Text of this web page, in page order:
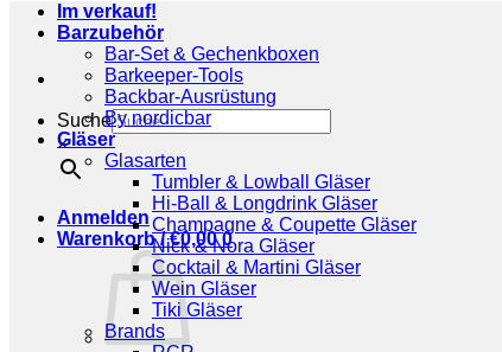
Suche
×
Anmelden
Warenkorb /€0,00 0
Im verkauf!
Barzubehör
Bar-Set & Gechenkboxen
Barkeeper-Tools
Backbar-Ausrüstung
By nordicbar
Gläser
Glasarten
Tumbler & Lowball Gläser
Hi-Ball & Longdrink Gläser
Champagne & Coupette Gläser
Nick & Nora Gläser
Cocktail & Martini Gläser
Wein Gläser
Tiki Gläser
Brands